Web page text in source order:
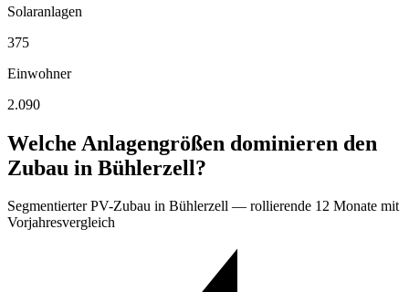
Solaranlagen
375
Einwohner
2.090
Welche Anlagengrößen dominieren den
Zubau in Bühlerzell?
Segmentierter PV-Zubau in Bühlerzell — rollierende 12 Monate mit
Vorjahresvergleich